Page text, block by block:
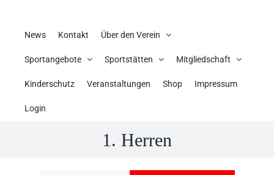
News Kontakt Über den Verein
Sportangebote Sportstätten Mitgliedschaft
Kinderschutz Veranstaltungen Shop Impressum
Login
1. Herren